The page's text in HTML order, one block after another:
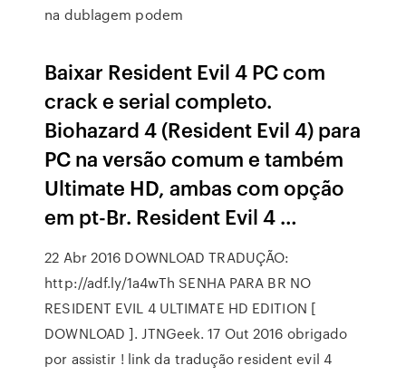
na dublagem podem
Baixar Resident Evil 4 PC com
crack e serial completo.
Biohazard 4 (Resident Evil 4) para
PC na versão comum e também
Ultimate HD, ambas com opção
em pt-Br. Resident Evil 4 …
22 Abr 2016 DOWNLOAD TRADUÇÃO:
http://adf.ly/1a4wTh SENHA PARA BR NO
RESIDENT EVIL 4 ULTIMATE HD EDITION [
DOWNLOAD ]. JTNGeek. 17 Out 2016 obrigado
por assistir ! link da tradução resident evil 4